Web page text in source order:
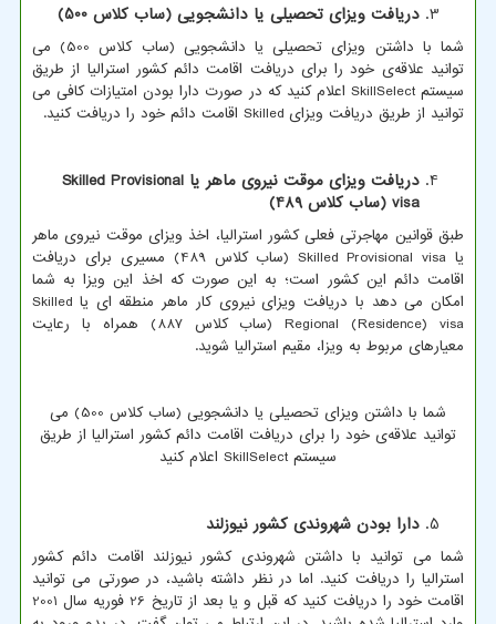
دریافت ویزای تحصیلی یا دانشجویی (ساب کلاس 500)
شما با داشتن ویزای تحصیلی یا دانشجویی (ساب کلاس 500) می
توانید علاقه‌ی خود را برای دریافت اقامت دائم کشور استرالیا از طریق
سیستمSkillSelect اعلام کنید که در صورت دارا بودن امتیازات کافی می
توانید از طریق دریافت ویزای Skilled اقامت دائم خود را دریافت کنید.
دریافت ویزای موقت نیروی ماهر یا Skilled Provisional
visa (ساب کلاس 489)
طبق قوانین مهاجرتی فعلی کشور استرالیا، اخذ ویزای موقت نیروی ماهر
یا Skilled Provisional visa
(ساب کلاس 489) مسیری برای دریافت
اقامت دائم این کشور است؛ به این صورت که اخذ این ویزا به شما
امکان می دهد با دریافت ویزای نیروی کار ماهر منطقه ای یا Skilled
Regional (Residence) visa
(ساب کلاس 887) همراه با رعایت
معیارهای مربوط به ویزا، مقیم استرالیا شوید.
شما با داشتن ویزای تحصیلی یا دانشجویی (ساب کلاس 500) می
توانید علاقه‌ی خود را برای دریافت اقامت دائم کشور استرالیا از طریق
سیستم SkillSelect اعلام کنید
دارا بودن شهروندی کشور نیوزلند
شما می توانید با داشتن شهروندی کشور نیوزلند اقامت دائم کشور
استرالیا را دریافت کنید. اما در نظر داشته باشید، در صورتی می توانید
اقامت خود را دریافت کنید که قبل و یا بعد از تاریخ 26 فوریه سال 2001